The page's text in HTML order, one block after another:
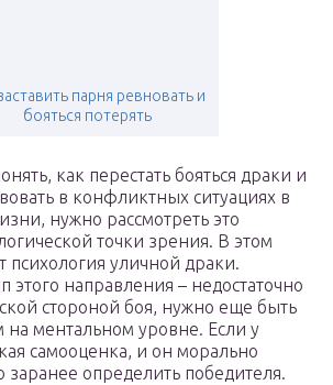
парня ревновать и
бояться потерять
как перестать бояться драки и
в конфликтных ситуациях в
нужно рассмотреть это
точки зрения. В этом
психология уличной драки.
этого направления – недостаточно
стороной боя, нужно еще быть
на ментальном уровне. Если у
самооценка, и он морально
определить победителя.